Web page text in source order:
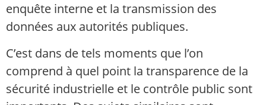
enquête interne et la transmission des
données aux autorités publiques.
C’est dans de tels moments que l’on
comprend à quel point la transparence de la
sécurité industrielle et le contrôle public sont